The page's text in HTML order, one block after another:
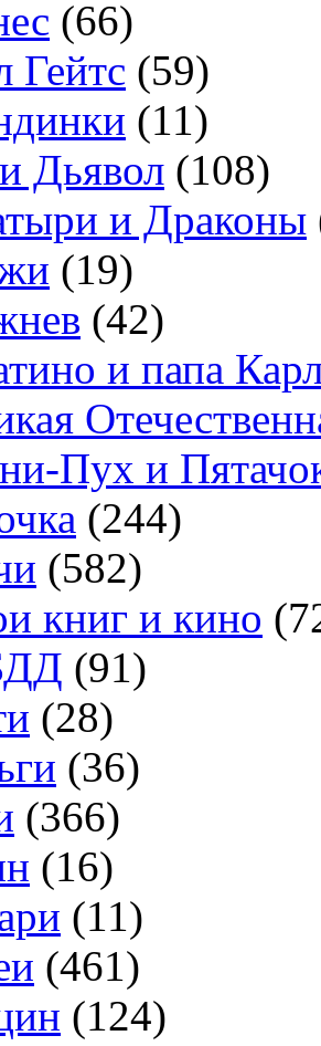
(66)
Гейтс (59)
(11)
Дьявол (108)
и Драконы
(19)
(42)
и папа
Пух и
(244)
(582)
книг и кино
(91)
(28)
(36)
(366)
(16)
(11)
(461)
(124)